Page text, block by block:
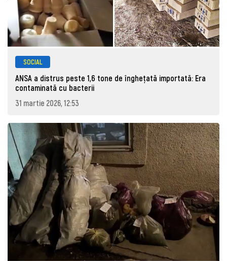
SOCIAL
ANSA a distrus peste 1,6 tone de înghețată importată: Era
contaminată cu bacterii
31 martie 2026, 12:53